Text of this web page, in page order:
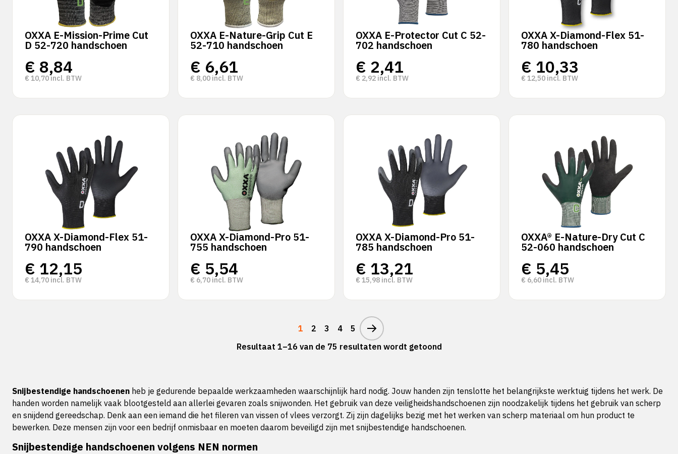
OXXA E-Mission-Prime Cut
D 52-720 handschoen
€ 8,84
€ 10,70incl. BTW
OXXA E-Nature-Grip Cut E
52-710 handschoen
€ 6,61
€ 8,00 incl. BTW
OXXA E-Protector Cut C 52-
702 handschoen
€ 2,41
€ 2,92 incl. BTW
OXXA X-Diamond-Flex 51-
780 handschoen
€ 10,33
€ 12,50 incl. BTW
OXXA X-Diamond-Flex 51-
790 handschoen
€ 12,15
€ 14,70 incl. BTW
OXXA X-Diamond-Pro 51-
755 handschoen
€ 5,54
€ 6,70 incl. BTW
OXXA X-Diamond-Pro 51-
785 handschoen
€ 13,21
€ 15,98 incl. BTW
OXXA® E-Nature-Dry Cut C
52-060 handschoen
€ 5,45
€ 6,60 incl. BTW
1 2 3 4
5
Resultaat 1–16 van de 75 resultaten wordt getoond
Snijbestendige handschoenen heb je gedurende bepaalde werkzaamheden waarschijnlijk hard nodig. Jouw handen zijn tenslotte het belangrijkste werktuig tijdens het werk. De
handen worden namelijk vaak blootgesteld aan allerlei gevaren zoals snijwonden. Het gebruik van deze veiligheidshandschoenen zijn noodzakelijk tijdens het gebruik van scherp
en snijdend gereedschap. Denk aan een iemand die het fileren van vissen of vlees verzorgt. Zij zijn dagelijks bezig met het werken van scherp materiaal om hun product te
bewerken. Deze mensen zijn voor een bedrijf onmisbaar en moeten daarom beveiligd zijn met snijbestendige handschoenen.
Snijbestendige handschoenen volgens NEN normen